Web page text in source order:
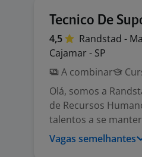
Tecnico De
4,5 Randstad -
Cajamar - SP
A combinar
Olá, somos a
de Recursos
talentos a se
Vagas semelhantes